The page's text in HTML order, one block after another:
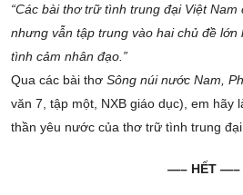
“Các bài thơ trữ tình trung đại Việt
nhưng vẫn tập trung vào hai chủ đề lớn
tình cảm nhân đạo.”
Qua các bài thơ Sông núi nước Nam,
văn 7, tập một, NXB giáo dục), em hãy
thần yêu nước của thơ trữ tình trung đại
—– HẾT —–